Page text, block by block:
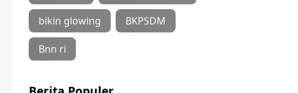
bikin glowing BKPSDM
Bnn ri